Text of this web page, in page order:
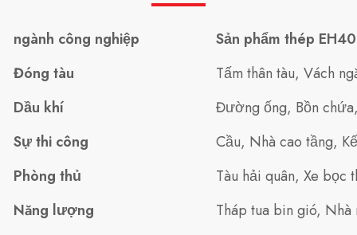
ngành công nghiệp
Sản phẩm thép
Đóng tàu
Tấm thân tàu, Vách
Dầu khí
Đường ống, Bồn
Sự thi công
Cầu, Nhà cao tầng,
Phòng thủ
Tàu hải quân, Xe bọc
Năng lượng
Tháp tua bin gió, Nhà